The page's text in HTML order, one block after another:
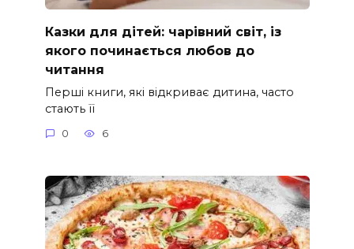
Казки для дітей: чарівний світ, із
якого починається любов до
читання
Перші книги, які відкриває дитина, часто
стають її
0 6